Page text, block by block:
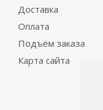
Доставка
Оплата
Подъём заказа
Карта сайта